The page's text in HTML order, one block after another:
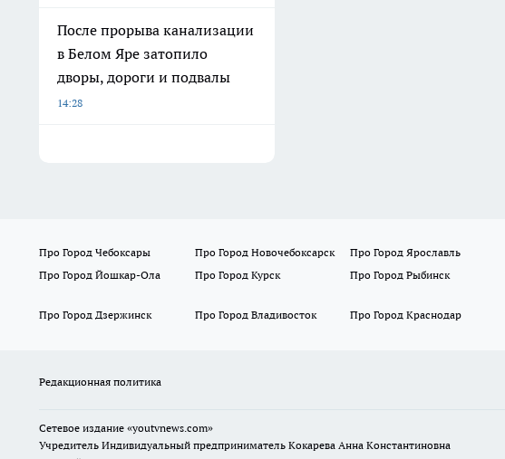
После прорыва канализации
в Белом Яре затопило
дворы, дороги и подвалы
14:28
Про Город Чебоксары Про Город Новочебоксарск Про Город Ярославль
Про Город Йошкар-Ола
Про Город Курск Про Город Рыбинск
Про Город Дзержинск
Про Город Владивосток Про Город Краснодар
Редакционная политика
Сетевое издание «youtvnews.com»
Учредитель Индивидуальный предприниматель Кокарева Анна Константиновна